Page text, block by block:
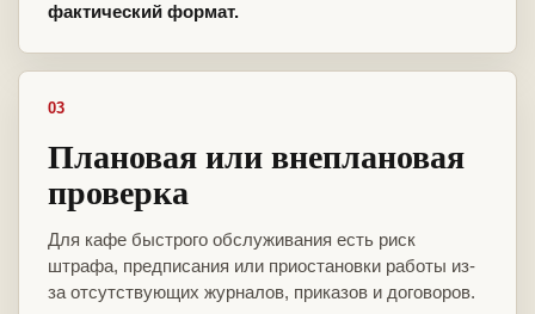
фактический формат.
03
Плановая или внеплановая
проверка
Для кафе быстрого обслуживания есть риск
штрафа, предписания или приостановки работы из-
за отсутствующих журналов, приказов и договоров.